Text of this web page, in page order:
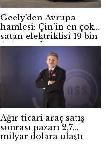
Geely’den Avrupa
hamlesi: Çin’in en çok
satan elektriklisi 19 bin
490 eurodan satışa
Ağır ticari araç satış
sonrası pazarı 2,7
milyar dolara ulaştı